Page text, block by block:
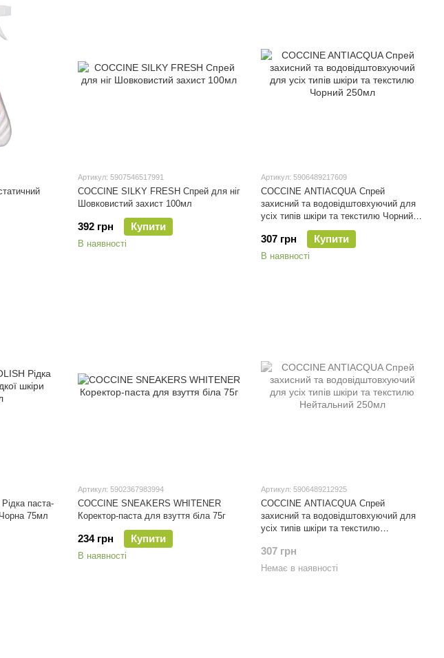
Артикул: 5907546517991
COCCINE SILKY FRESH Спрей для ніг
Шовковистий захист 100мл
392 грн Купити
В наявності
Артикул: 5906489217609
COCCINE ANTIACQUA Спрей
захисний та водовідштовхуючий для
усіх типів шкіри та текстилю Чорний
307 грн Купити
В наявності
паста-
75мл
Артикул: 5902367983994
COCCINE SNEAKERS WHITENER
Коректор-паста для взуття біла 75г
234 грн Купити
В наявності
Артикул: 5906489212925
COCCINE ANTIACQUA Спрей
захисний та водовідштовхуючий для
усіх типів шкіри та текстилю
307 грн
Немає в наявності